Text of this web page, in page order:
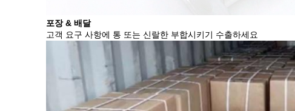
포장 & 배달
고객 요구 사항에 통 또는 신랄한 부합시키기 수출하세요